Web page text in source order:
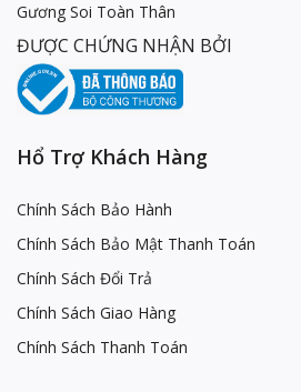
Gương Soi Toàn Thân
ĐƯỢC CHỨNG NHẬN BỞI
Hổ Trợ Khách Hàng
Chính Sách Bảo Hành
Chính Sách Bảo Mật Thanh Toán
Chính Sách Đổi Trả
Chính Sách Giao Hàng
Chính Sách Thanh Toán